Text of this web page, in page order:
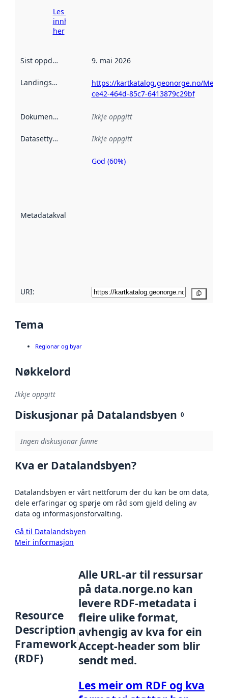
Les meir om
innhenting
her
Sist oppdatert 9. mai 2026
Landingsside
https://kartkatalog.geonorge.no/
ce42-464d-85c7-6413879c29bf
Dokumentasjon Ikkje oppgitt
Datasettype Ikkje oppgitt
Metadatakvalitet
Metadatakvalitet
God (60%)
URI:
Tema
Regionar og byar
Nøkkelord
Ikkje oppgitt
Diskusjonar på Datalandsbyen 0
Ingen diskusjonar funne
Kva er Datalandsbyen?
Datalandsbyen er vårt nettforum der du kan be om data,
dele erfaringar og spørje om råd som gjeld deling av
data og informasjonsforvalting.
Gå til Datalandsbyen
Meir informasjon
Resource
Description
Framework
(RDF)
Alle URL-ar til ressursar
på data.norge.no kan
levere RDF-metadata i
fleire ulike format,
avhengig av kva for ein
Accept-header som blir
sendt med.
Les meir om RDF og kva